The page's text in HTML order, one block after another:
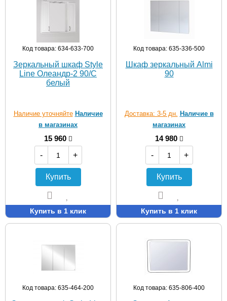
Код товара: 634-633-700
Зеркальный шкаф Style
Line Олеандр-2 90/С
белый
Наличие уточняйте Наличие
в магазинах
15 960
-
+
Купить
Купить в 1 клик
Код товара: 635-336-500
Шкаф зеркальный Almi
90
Доставка: 3-5 дн. Наличие в
магазинах
14 980
-
+
Купить
Купить в 1 клик
Код товара: 635-464-200 Код товара: 635-806-400